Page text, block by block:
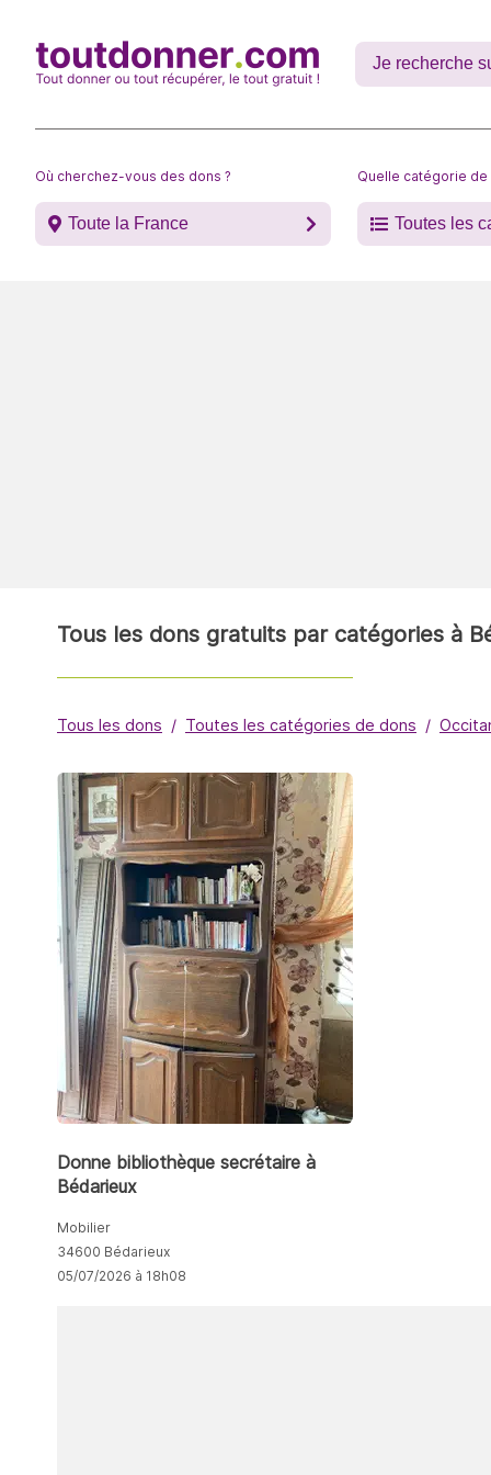
Où cherchez-vous des dons ?
Toute la France
Quelle catégorie de
Toutes les
Tous les dons gratuits par catégories à
Tous les dons Toutes les catégories de dons
Donne bibliothèque secrétaire à
Bédarieux
Mobilier
34600 Bédarieux
05/07/2026 à 18h08